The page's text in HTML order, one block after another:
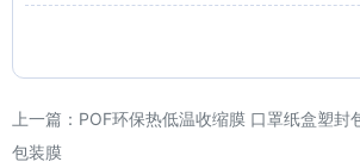
上一篇： POF环保热低温收缩膜 口罩纸盒塑封
包装膜